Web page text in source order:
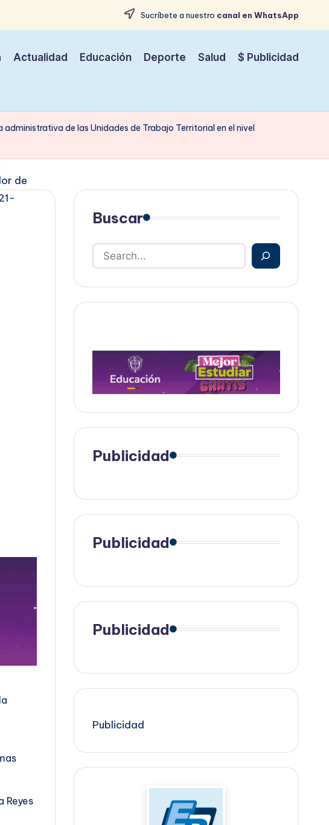
Sucríbete a nuestro canal en WhatsApp
Actualidad Educación Deporte Salud $ Publicidad
de las Unidades de Trabajo Territorial en el nivel
Reyes
Buscar
Publicidad
Publicidad
Publicidad
Publicidad